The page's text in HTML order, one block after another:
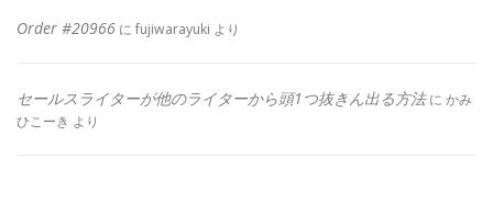
Order #20966 に fujiwarayuki より
セールスライターが他のライターから頭1つ抜きん出る方法に かみ
ひこーき より